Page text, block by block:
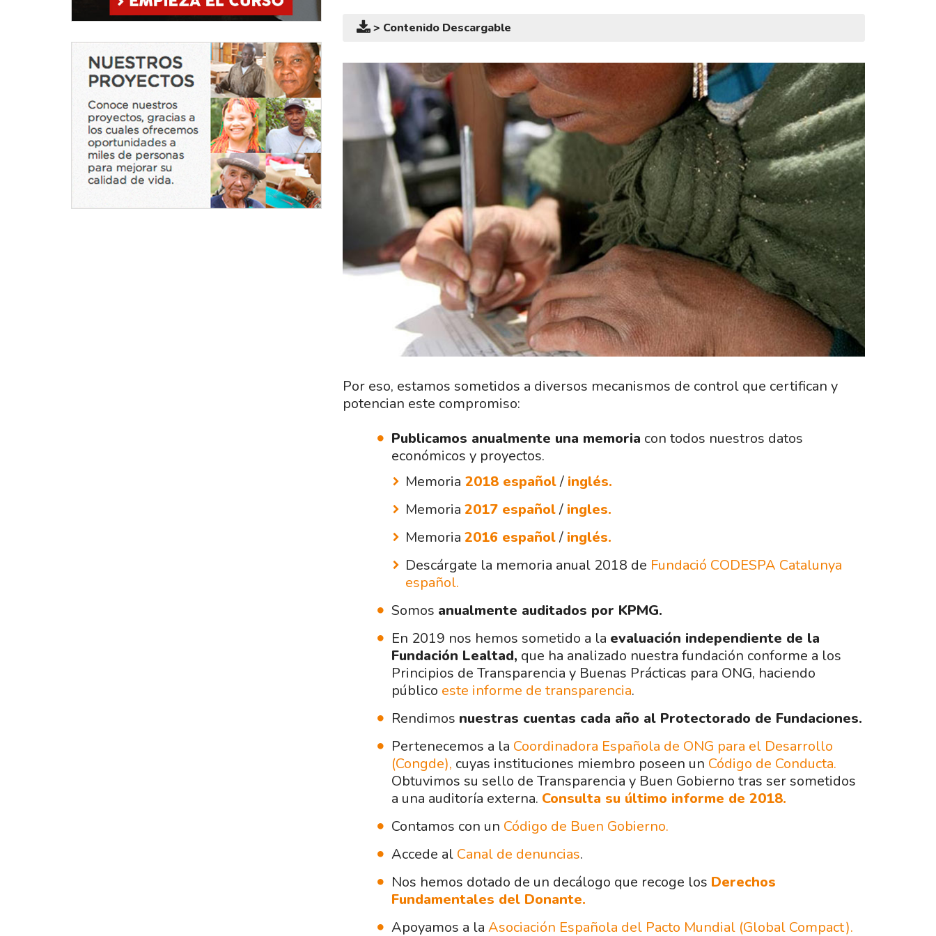
> Contenido Descargable
Rotador
Recursos
Por eso, estamos sometidos a diversos mecanismos de control que certifican y
potencian este compromiso:
Publicamos anualmente una memoria con todos nuestros datos
económicos y proyectos.
Memoria 2018 español/ inglés.
Memoria 2017 español/ ingles.
Memoria 2016 español/ inglés.
Descárgate la memoria anual 2018 de Fundació CODESPA Catalunya
español.
Somos anualmente auditados por KPMG.
En 2019 nos hemos sometido a la evaluación independiente de la
Fundación Lealtad, que ha analizado nuestra fundación conforme a los
Principios de Transparencia y Buenas Prácticas para ONG, haciendo
público este informe de transparencia.
Rendimos nuestras cuentas cada año al Protectorado de Fundaciones.
Pertenecemos a la Coordinadora Española de ONG para el Desarrollo
(Congde), cuyas instituciones miembro poseen un Código de Conducta.
Obtuvimos su sello de Transparencia y Buen Gobierno tras ser sometidos
a una auditoría externa. Consulta su último informe de 2018.
Contamos con un Código de Buen Gobierno.
Accede al Canal de denuncias.
Nos hemos dotado de un decálogo que recoge los Derechos
Fundamentales del Donante.
Apoyamos a la Asociación Española del Pacto Mundial (Global Compact).
Nuestros
proyectos